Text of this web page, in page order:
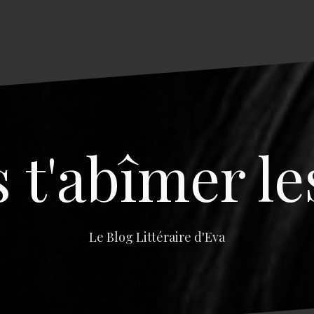
t'abîmer
Le Blog Littéraire d'Eva